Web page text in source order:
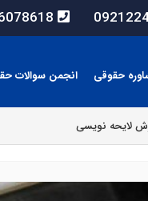
حقوقی انجمن سوالات
لایحه نویسی